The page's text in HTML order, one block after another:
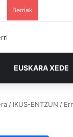
Berriak
EUSKARA XEDE
/ IKUS-ENTZUN /